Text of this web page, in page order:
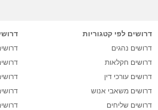
דרושים לפי קטגוריות
דרושים נהגים
דרושים חקלאות
דרושים עורכי דין
דרושים משאבי אנוש
דרושים שליחים